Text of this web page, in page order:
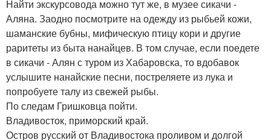
Найти экскурсовода можно тут же, в музее сикачи -
Аляна. Заодно посмотрите на одежду из рыбьей кожи,
шаманские бубны, мифическую птицу кори и другие
раритеты из быта нанайцев. В том случае, если поедете
в сикачи - Алян с туром из Хабаровска, то вдобавок
услышите нанайские песни, постреляете из лука и
попробуете талу из свежей рыбы.
По следам Гришковца пойти.
Владивосток, приморский край.
Остров русский от Владивостока проливом и долгой